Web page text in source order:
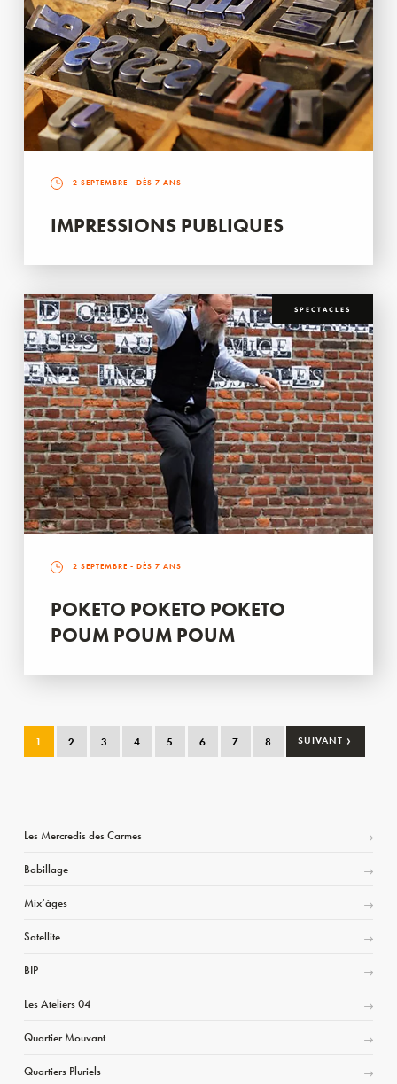
2 SEPTEMBRE - DÈS 7 ANS
IMPRESSIONS PUBLIQUES
SPECTACLES
2 SEPTEMBRE - DÈS 7 ANS
POKETO POKETO POKETO
POUM POUM POUM
1 2 3 4 5 6 7 8 SUIVANT ›
Les Mercredis des Carmes
Babillage
Mix’âges
Satellite
BIP
Les Ateliers 04
Quartier Mouvant
Quartiers Pluriels